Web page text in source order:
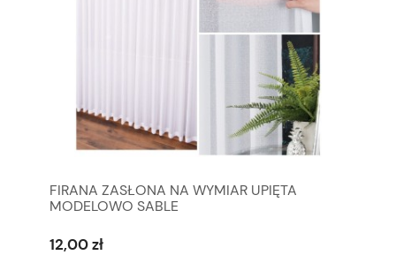
FIRANA ZASŁONA NA WYMIAR UPIĘTA
MODELOWO SABLE
12,00 zł